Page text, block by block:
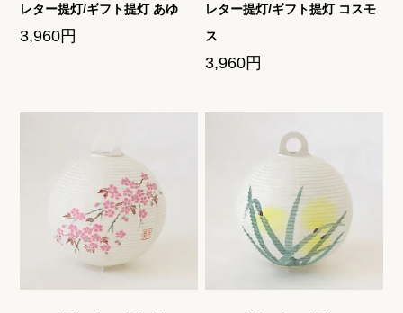
レター提灯/ギフト提灯 あゆ
3,960円
レター提灯/ギフト提灯 コスモ
ス
3,960円